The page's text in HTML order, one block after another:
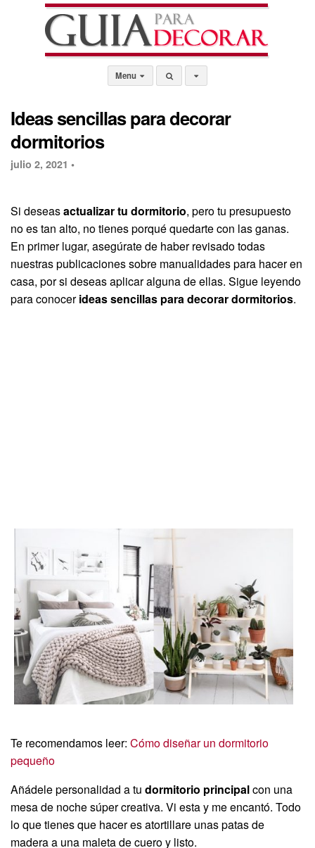
Menu
Ideas sencillas para decorar
dormitorios
julio 2, 2021 •
Si deseasactualizar tu dormitorio, pero tu presupuesto
no es tan alto, no tienes porqué quedarte con las ganas.
En primer lugar, asegúrate de haber revisado todas
nuestras publicaciones sobre manualidades para hacer en
casa, por si deseas aplicar alguna de ellas. Sigue leyendo
para conocerideas sencillas para decorar dormitorios.
Te recomendamos leer: Cómo diseñar un dormitorio
pequeño
Añádele personalidad a tu dormitorio principalcon una
mesa de noche súper creativa. Vi esta y me encantó. Todo
lo que tienes que hacer es atortillare unas patas de
madera a una maleta de cuero y listo.